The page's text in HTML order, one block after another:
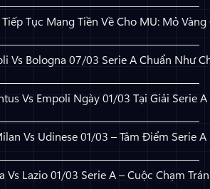
Tục Mang Tiền Về Cho MU: Mỏ
Vs Bologna 07/03 Serie A Chuẩn Như
Vs Empoli Ngày 01/03 Tại Giải Serie A
Vs Udinese 01/03 – Tâm Điểm Serie
Vs Lazio 01/03 Serie A – Cuộc Chạm